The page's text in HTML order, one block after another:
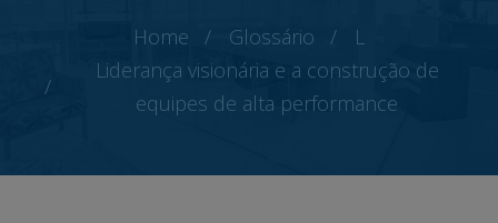
Home Glossário
L
Liderança visionária e a construção de
equipes de alta performance